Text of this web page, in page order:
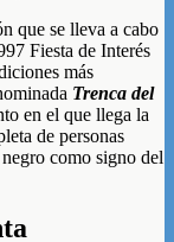
que se lleva a cabo
Fiesta de Interés
más
Trenca del
en el que llega la
de personas
como signo del